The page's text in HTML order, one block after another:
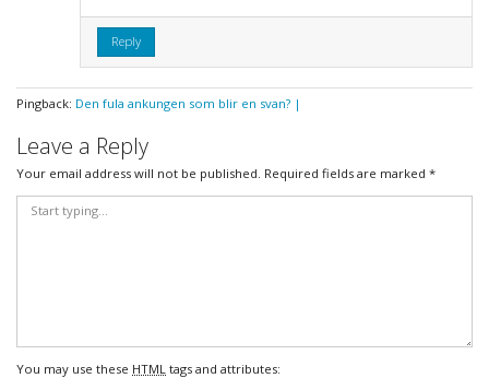
Reply
Pingback: Den fula ankungen som blir en svan? |
Leave a Reply
Your email address will not be published. Required fields are marked *
You may use these HTML tags and attributes: